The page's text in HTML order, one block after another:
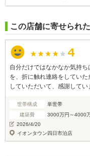
この店舗に寄せられ
自分だけではなかなか気持
を、折に触れ連絡をしてい
していただいて、感謝してい
世帯構成
単世帯
建築費
3000万円～4000
2026/4/20
イオンタウン四日市泊店